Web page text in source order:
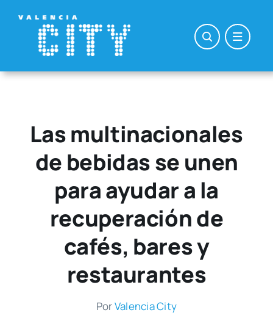
contenido
Las multinacionales
de bebidas se unen
para ayudar a la
recuperación de
cafés, bares y
restaurantes
PorValen­cia City